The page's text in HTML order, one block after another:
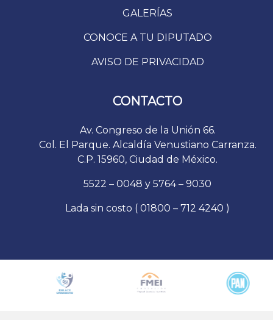
GALERÍAS
CONOCE A TU DIPUTADO
AVISO DE PRIVACIDAD
CONTACTO
Av. Congreso de la Unión 66.
Col. El Parque. Alcaldía Venustiano Carranza.
C.P. 15960, Ciudad de México.
5522 – 0048 y 5764 – 9030
Lada sin costo ( 01800 – 712 4240 )